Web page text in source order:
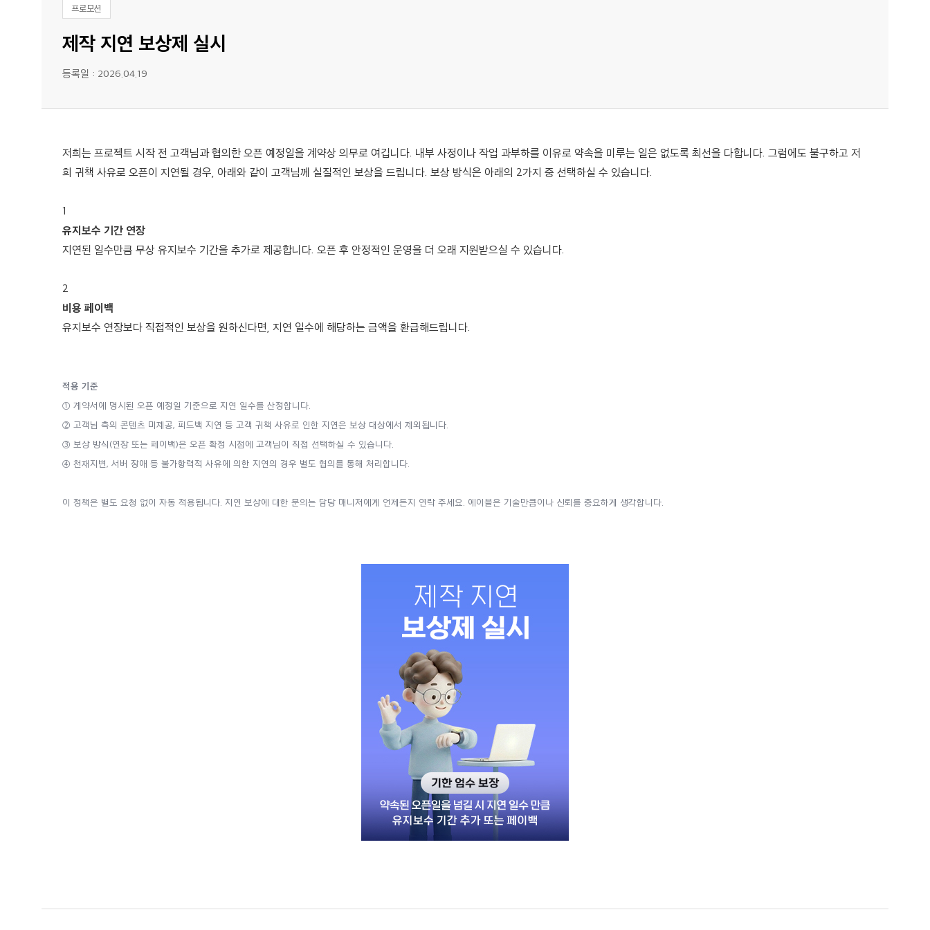
프로모션
제작 지연 보상제 실시
등록일 : 2026.04.19
저희는 프로젝트 시작 전 고객님과 협의한 오픈 예정일을 계약상 의무로 여깁니다. 내부 사정이나 작업 과부하를 이유로 약속을 미루는 일은 없도록 최선을 다합니다. 그럼에도 불구하고 저
희 귀책 사유로 오픈이 지연될 경우, 아래와 같이 고객님께 실질적인 보상을 드립니다. 보상 방식은 아래의 2가지 중 선택하실 수 있습니다.
1
유지보수 기간 연장
지연된 일수만큼 무상 유지보수 기간을 추가로 제공합니다. 오픈 후 안정적인 운영을 더 오래 지원받으실 수 있습니다.
2
비용 페이백
유지보수 연장보다 직접적인 보상을 원하신다면, 지연 일수에 해당하는 금액을 환급해드립니다.
적용 기준
① 계약서에 명시된 오픈 예정일 기준으로 지연 일수를 산정합니다.
② 고객님 측의 콘텐츠 미제공, 피드백 지연 등 고객 귀책 사유로 인한 지연은 보상 대상에서 제외됩니다.
③ 보상 방식(연장 또는 페이백)은 오픈 확정 시점에 고객님이 직접 선택하실 수 있습니다.
④ 천재지변, 서버 장애 등 불가항력적 사유에 의한 지연의 경우 별도 협의를 통해 처리합니다.
이 정책은 별도 요청 없이 자동 적용됩니다. 지연 보상에 대한 문의는 담당 매니저에게 언제든지 연락 주세요. 에이블은 기술만큼이나 신뢰를 중요하게 생각합니다.